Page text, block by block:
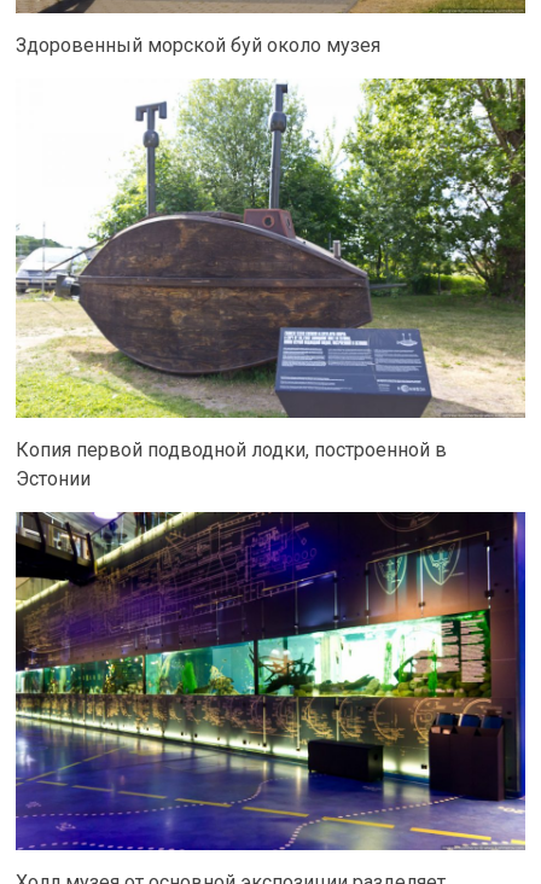
Здоровенный морской буй около музея
Копия первой подводной лодки, построенной в
Эстонии